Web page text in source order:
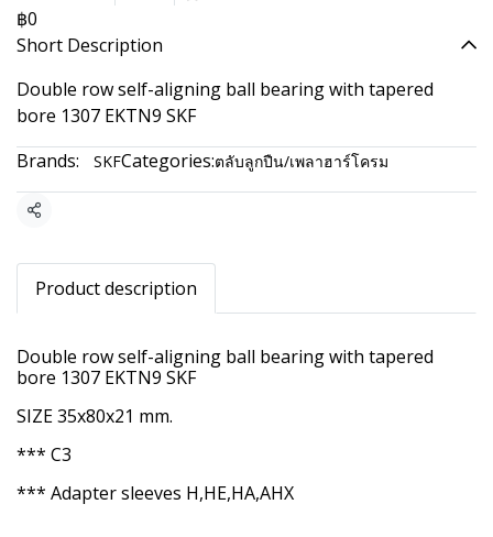
฿0
Short Description
Double row self-aligning ball bearing with tapered
bore 1307 EKTN9 SKF
Brands:
SKFCategories:ตลับลูกปืน/เพลาฮาร์โครม
Share
Product description
Double row self-aligning ball bearing with tapered
bore 1307 EKTN9 SKF
SIZE 35x80x21 mm.
*** C3
*** Adapter sleeves H,HE,HA,AHX